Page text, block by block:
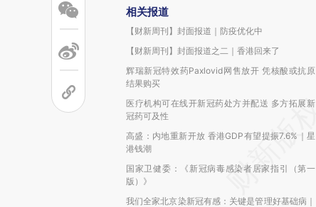
相关报道
【财新周刊】封面报道｜防疫优化中
【财新周刊】封面报道之二｜香港回来了
辉瑞新冠特效药Paxlovid网售放开 凭核酸或抗原
结果购买
医疗机构可在线开新冠药处方并配送 多方拓展新
冠药可及性
高盛：内地重新开放 香港GDP有望提振7.6%｜星
港钱潮
国家卫健委：《新冠病毒感染者居家指引（第一
版）》
我们全家北京染新冠有感：关键是管理好基础病｜